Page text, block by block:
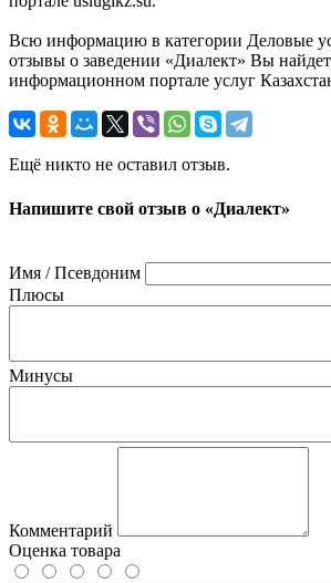
Всю информацию в категории Деловые
отзывы о заведении «Диалект» Вы
информационном портале услуг
Ещё никто не оставил отзыв.
Напишите свой отзыв о «Диалект»
Имя / Псевдоним
Плюсы
Минусы
Комментарий
Оценка товара